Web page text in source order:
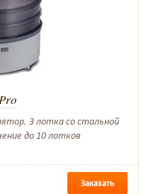
3 лотка со стальной
до 10 лотков
Заказать